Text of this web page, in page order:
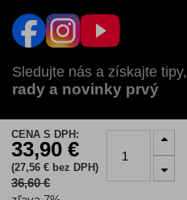
CENA S DPH:
33,90 €
(27,56 € bez DPH)
36,60 €
Sledujte nás a získajte tipy,
rady a novinky prvý
AUTOZULU V:
SKCZ